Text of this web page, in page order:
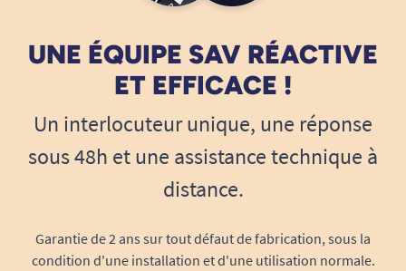
UNE ÉQUIPE SAV RÉACTIVE
ET EFFICACE !
Un interlocuteur unique, une réponse
sous 48h et une assistance technique à
distance.
Garantie de 2 ans sur tout défaut de fabrication, sous la
condition d'une installation et d'une utilisation normale.